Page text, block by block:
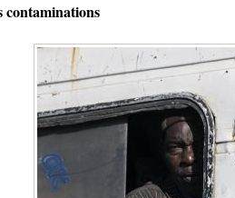
contaminations